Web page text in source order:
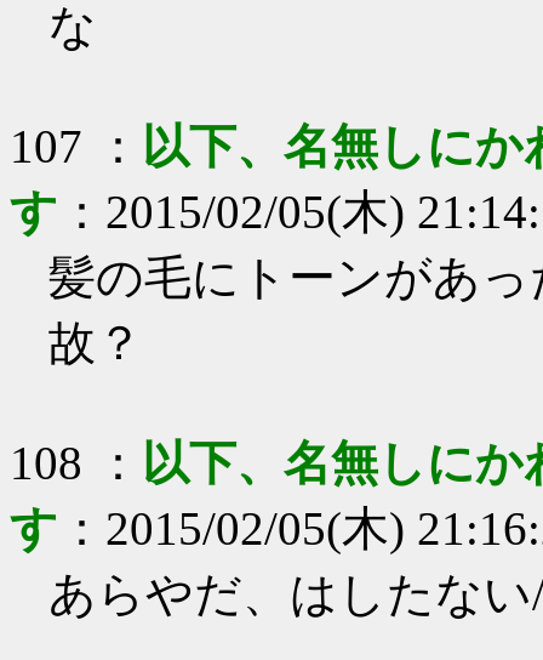
な
107 ： 以下、名無しに
す ： 2015/02/05(木)
髪の毛にトーンがあ
故？
108 ： 以下、名無しに
す ： 2015/02/05(木)
あらやだ、はしたな